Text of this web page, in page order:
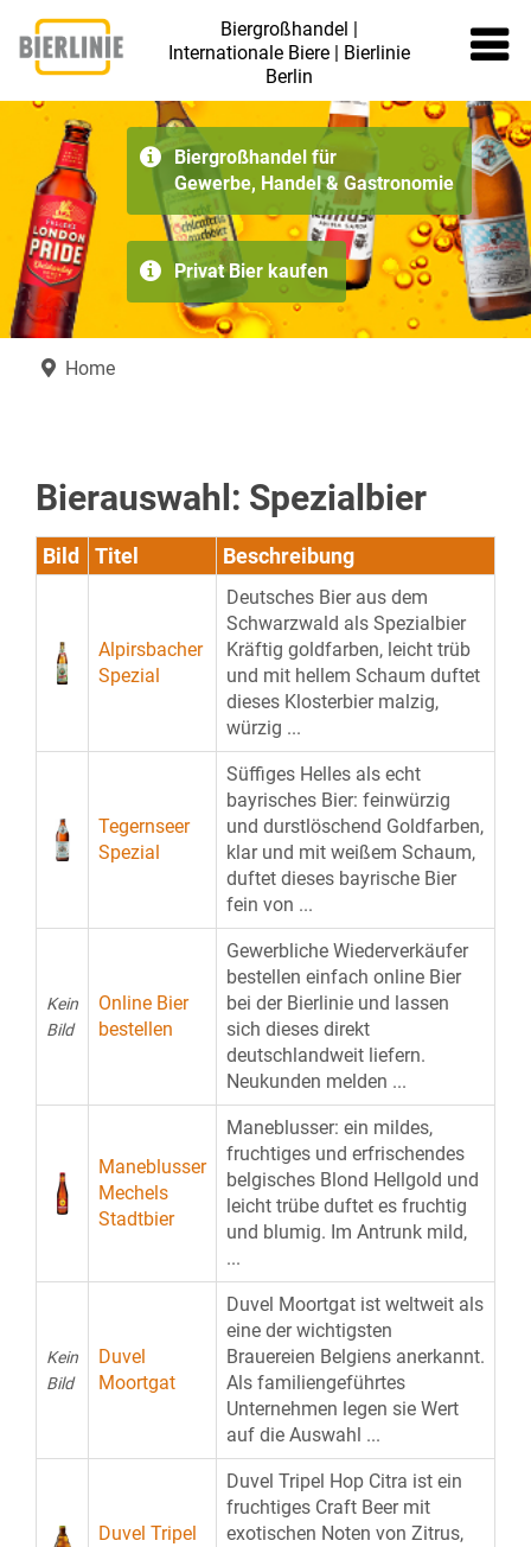
Biergroßhandel für
Gewerbe, Handel & Gastronomie
Privat Bier kaufen
Home
Bierauswahl: Spezialbier
Bild Titel Beschreibung
Alpirsbacher
Spezial
Deutsches Bier aus dem
Schwarzwald als Spezialbier
Kräftig goldfarben, leicht trüb
und mit hellem Schaum duftet
dieses Klosterbier malzig,
würzig ...
Tegernseer
Spezial
Süffiges Helles als echt
bayrisches Bier: feinwürzig
und durstlöschend Goldfarben,
klar und mit weißem Schaum,
duftet dieses bayrische Bier
fein von ...
Kein
Bild
Online Bier
bestellen
Gewerbliche Wiederverkäufer
bestellen einfach online Bier
bei der Bierlinie und lassen
sich dieses direkt
deutschlandweit liefern.
Neukunden melden ...
Maneblusser
Mechels
Stadtbier
Maneblusser: ein mildes,
fruchtiges und erfrischendes
belgisches Blond Hellgold und
leicht trübe duftet es fruchtig
und blumig. Im Antrunk mild,
...
Kein
Bild
Duvel
Moortgat
Duvel Moortgat ist weltweit als
eine der wichtigsten
Brauereien Belgiens anerkannt.
Als familiengeführtes
Unternehmen legen sie Wert
auf die Auswahl ...
Duvel Tripel
Duvel Tripel Hop Citra ist ein
fruchtiges Craft Beer mit
exotischen Noten von Zitrus,
Biergroßhandel |
Internationale Biere | Bierlinie
Berlin